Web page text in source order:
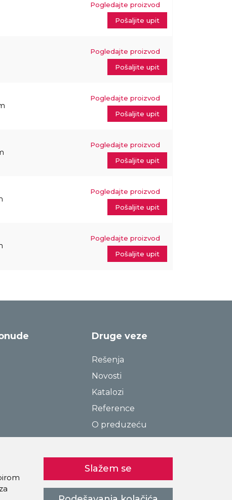
Pogledajte proizvod
Pošaljite upit
Pogledajte proizvod
Pošaljite upit
Pogledajte proizvod
Pošaljite upit
Pogledajte proizvod
Pošaljite upit
Pogledajte proizvod
Pošaljite upit
Pogledajte proizvod
Pošaljite upit
Druge veze
Rešenja
Novosti
Katalozi
Reference
O preduzeću
Pravila o privatnosti
Kolačići
Slažem se